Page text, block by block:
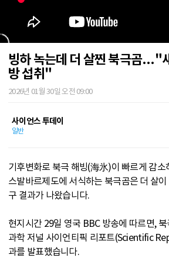
빙하 녹는데 더 살찐 북극곰..."
방 섭취"
2026년 01월 30일 오전 09:00
사이언스 투데이
일반
기후변화로 북극 해빙(海氷)이 빠르게 감소
스발바르제도에 서식하는 북극곰은 더 살
구 결과가 나왔습니다.
현지시간 29일 영국 BBC 방송에 따르면,
과학 저널 사이언티픽 리포트(Scientific
과를 발표했습니다.